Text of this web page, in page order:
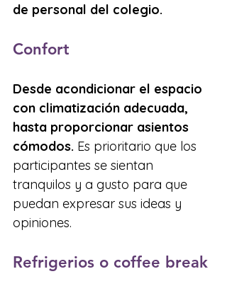
de personal del colegio.
Confort
Desde acondicionar el espacio
con climatización adecuada,
hasta proporcionar asientos
cómodos. Es prioritario que los
participantes se sientan
tranquilos y a gusto para que
puedan expresar sus ideas y
opiniones.
Refrigerios o coffee break